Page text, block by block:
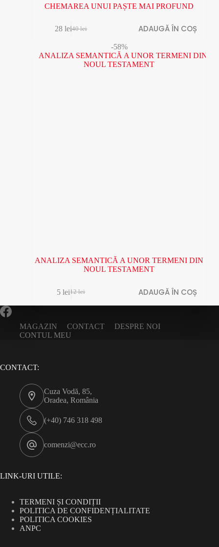
CHEMAREA UNUI PAȘTE MAI PROFUND
40lei
Prețul
fost:
40 lei.
28leiPrețul
28 lei.
ADAUGĂ ÎN COȘ
-58%
ANALIZA SEMANTICĂ A UNOR TERMENI DIN
NOUL TESTAMENT
12lei
Prețul
inițial
fost:
12 lei.
5leiPrețul
curent
5 lei.
ADAUGĂ ÎN COȘ
MAGAZIN CONTACT
DESPRE NOI
CONTUL MEU
CONTACT:
Cuza Vodă, 85,
Oradea, România
(+40) 746 318 498
comenzi@ecc.ro
LINK-URI UTILE:
TERMENI ȘI CONDIȚII
POLITICA DE CONFIDENȚIALITATE
POLITICA COOKIES
ANPC